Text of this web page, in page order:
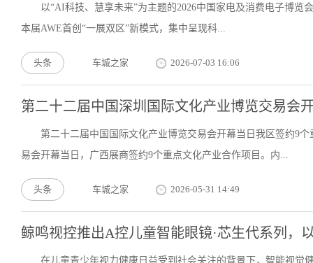
以“AI科技、慧享未来”为主题的2026中国家电及消费电子博览
本届AWE首创“一展双区”新模式，集中呈现科...
头条 车城之家 2026-07-03 16:06
第二十二届中国深圳国际文化产业博览交易会
第二十二届中国国际文化产业博览交易会开幕当日我区签约9
易会开幕当日，广西展商签约9个重点文化产业合作项目。内...
头条 车城之家 2026-05-31 14:49
鲸鸣视控推出A控儿童智能眼镜·芯生代系列，
在儿童青少年视力健康日益受到社会关注的背景下，智能视觉